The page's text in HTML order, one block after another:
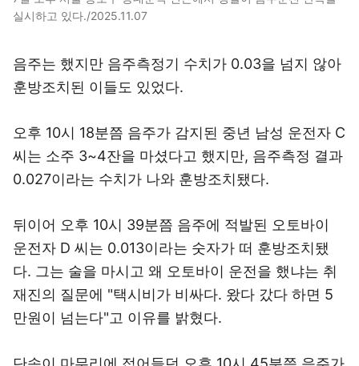
실시하고 있다./2025.11.07
음주는 했지만 음주측정기 수치가 0.03을 넘지 않아
훈방조치된 이들도 있었다.
오후 10시 18분쯤 음주가 감지된 중년 남성 운전자 C
씨는 소주 3~4잔을 마셨다고 했지만, 음주측정 결과
0.027이라는 수치가 나와 훈방조치됐다.
뒤이어 오후 10시 39분쯤 음주에 적발된 오토바이
운전자 D 씨는 0.013이라는 숫자가 떠 훈방조치됐
다. 그는 술을 마시고 왜 오토바이 운전을 했냐는 취
재진의 질문에 "택시비가 비싸다. 왔다 갔다 하면 5
만원이 넘는다"고 이유를 밝혔다.